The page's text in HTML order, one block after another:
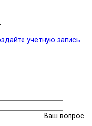
учетную запись
Ваш вопрос